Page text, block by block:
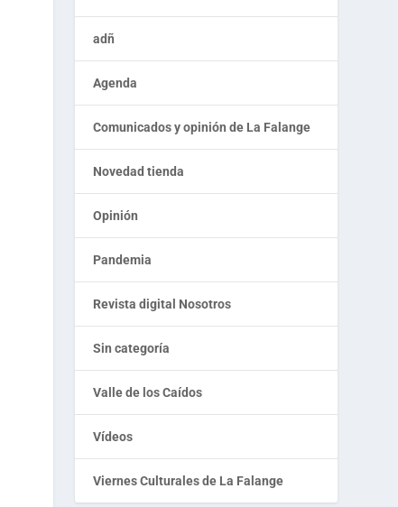
adñ
Agenda
Comunicados y opinión de La Falange
Novedad tienda
Opinión
Pandemia
Revista digital Nosotros
Sin categoría
Valle de los Caídos
Vídeos
Viernes Culturales de La Falange